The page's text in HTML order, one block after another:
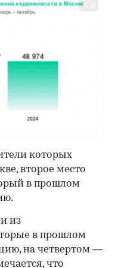
которых
второе место
в прошлом
из
в прошлом
на четвертом —
что